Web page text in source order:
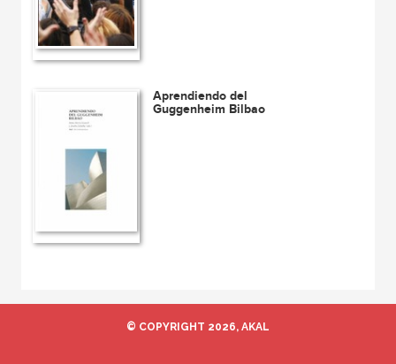
Aprendiendo del
Guggenheim Bilbao
© COPYRIGHT 2026, AKAL